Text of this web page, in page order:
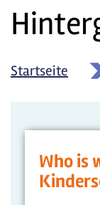
Startseite »
Who is